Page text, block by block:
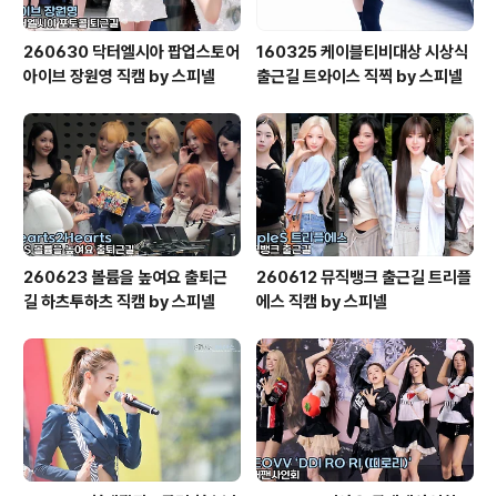
260630 닥터엘시아 팝업스토어
아이브 장원영 직캠 by 스피넬
160325 케이블티비대상 시상식
출근길 트와이스 직찍 by 스피넬
260623 볼륨을 높여요 출퇴근
길 하츠투하츠 직캠 by 스피넬
260612 뮤직뱅크 출근길 트리플
에스 직캠 by 스피넬